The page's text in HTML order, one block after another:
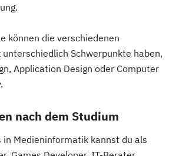
können die verschiedenen
unterschiedlich Schwerpunkte haben,
Application Design oder Computer
nach dem Studium
in Medieninformatik kannst du als